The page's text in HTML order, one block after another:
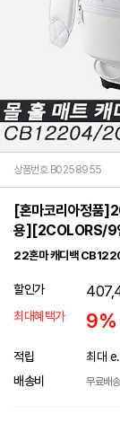
상품번호 B0258955
[혼마코리아정품
용][2COLORS/9
22혼마 캐디백
할인가
최대혜택가
9%
적립 최대
배송비
무료배송